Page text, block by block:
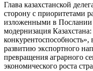
Глава казахстанской
сторону с приоритетами
изложенными в Послании
модернизация Казахстана:
конкурентоспособность»,
развитию экспортного
превращения аграрного
экономического роста